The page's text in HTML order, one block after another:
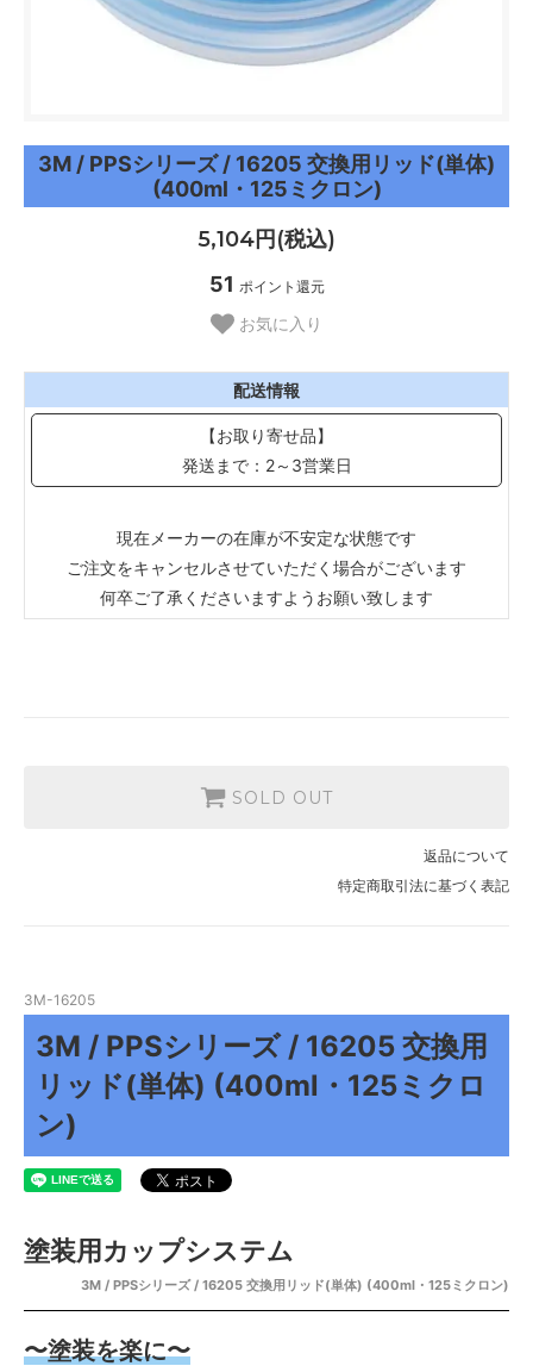
3M / PPSシリーズ / 16205 交換用リッド(単体)
(400ml・125ミクロン)
5,104円(税込)
51 ポイント還元
お気に入り
配送情報
【お取り寄せ品】
発送まで：2～3営業日
現在メーカーの在庫が不安定な状態です
ご注文をキャンセルさせていただく場合がございます
何卒ご了承くださいますようお願い致します
SOLD OUT
返品について
特定商取引法に基づく表記
3M-16205
3M / PPSシリーズ / 16205 交換用
リッド(単体) (400ml・125ミクロ
ン)
塗装用カップシステム
3M / PPSシリーズ / 16205 交換用リッド(単体) (400ml・125ミクロン)
〜塗装を楽に〜